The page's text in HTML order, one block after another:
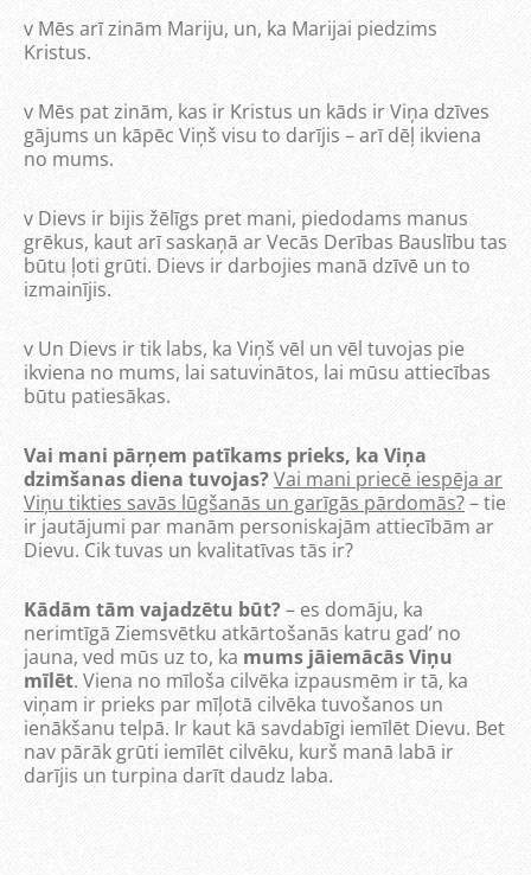
v Mēs arī zinām Mariju, un, ka Marijai piedzims
Kristus.
v Mēs pat zinām, kas ir Kristus un kāds ir Viņa dzīves
gājums un kāpēc Viņš visu to darījis – arī dēļ ikviena
no mums.
v Dievs ir bijis žēlīgs pret mani, piedodams manus
grēkus, kaut arī saskaņā ar Vecās Derības Bauslību tas
būtu ļoti grūti. Dievs ir darbojies manā dzīvē un to
izmainījis.
v Un Dievs ir tik labs, ka Viņš vēl un vēl tuvojas pie
ikviena no mums, lai satuvinātos, lai mūsu attiecības
būtu patiesākas.
Vai mani pārņem patīkams prieks, ka Viņa
dzimšanas diena tuvojas?Vai mani priecē iespēja ar
Viņu tikties savās lūgšanās un garīgās pārdomās?– tie
ir jautājumi par manām personiskajām attiecībām ar
Dievu. Cik tuvas un kvalitatīvas tās ir?
Kādām tām vajadzētu būt?– es domāju, ka
nerimtīgā Ziemsvētku atkārtošanās katru gad’ no
jauna, ved mūs uz to, ka mums jāiemācās Viņu
mīlēt. Viena no mīloša cilvēka izpausmēm ir tā, ka
viņam ir prieks par mīļotā cilvēka tuvošanos un
ienākšanu telpā. Ir kaut kā savdabīgi iemīlēt Dievu. Bet
nav pārāk grūti iemīlēt cilvēku, kurš manā labā ir
darījis un turpina darīt daudz laba.